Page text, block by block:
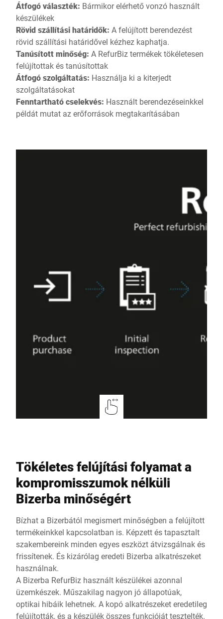
Átfogó választék: Bármikor elérhető vonzó használt
készülékek
Rövid szállítási határidők: A felújított berendezést
rövid szállítási határidővel kézhez kaphatja.
Tanúsított minőség: A RefurBiz termékek tökéletesen
felújítottak és tanúsítottak
Átfogó szolgáltatás: Használja ki a kiterjedt
szolgáltatásokat
Fenntartható cselekvés: Használt berendezéseinkkel
példát mutat az erőforrások megtakarításában
Tökéletes felújítási folyamat a
kompromisszumok nélküli
Bizerba minőségért
Bízhat a Bizerbától megismert minőségben a felújított
termékeinkkel kapcsolatban is. Képzett és tapasztalt
szakembereink minden egyes eszközt átvizsgálnak és
frissítenek. És kizárólag eredeti Bizerba alkatrészeket
használnak.
A Bizerba RefurBiz használt készülékei azonnal
üzemkészek. Műszakilag nagyon jó állapotúak,
optikai hibáik lehetnek. A kopó alkatrészeket eredetileg
felújították, és a készülék összes funkcióját tesztelték.